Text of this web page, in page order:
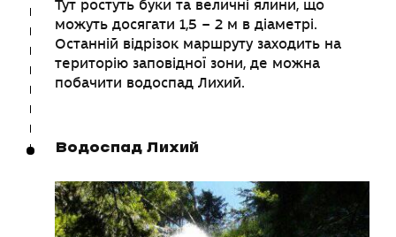
Тут ростуть буки та величні ялини, що
можуть досягати 1,5 – 2 м в діаметрі.
Останній відрізок маршруту заходить на
територію заповідної зони, де можна
побачити водоспад Лихий.
Водоспад Лихий